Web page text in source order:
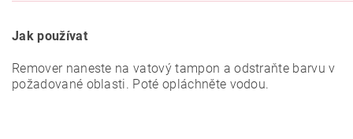
Jak používat
Remover naneste na vatový tampon a odstraňte barvu v
požadované oblasti. Poté opláchněte vodou.